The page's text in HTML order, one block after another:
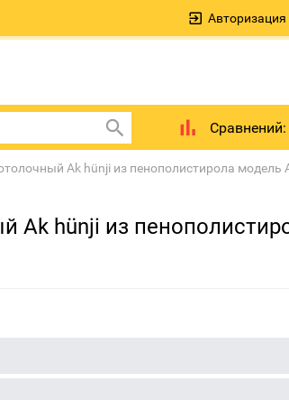
Авторизация
Сравнений:
Ak hünji из пенополистирола модель
Ak hünji из